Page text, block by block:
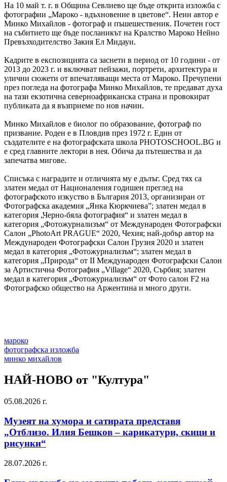
На 10 май т. г. в Община Севлиево ще бъде открита изложба с
фотографии „Мароко - вдъхновение в цветове“. Неин автор е
Минко Михайлов - фотограф и пъшешественик. Почетен гост
на събитието ще бъде посланикът на Кралство Мароко Нейно
Превъзходителство Закия Ел Мидауи.
Кадрите в експозицията са заснети в период от 10 години - от
2013 до 2023 г. и включват пейзажи, портрети, архитектура и
улични сюжети от впечатляващи места от Мароко. Пречупени
през погледа на фотографа Минко Михайлов, те предават духа
на тази екзотична северноафриканска страна и провокират
публиката да я възприеме по нов начин.
Минко Михайлов е биолог по образование, фотограф по
призвание. Роден е в Пловдив през 1972 г. Един от
създателите е на фотографската школа PHOTOSCHOOL.BG и
е сред главните лектори в нея. Обича да пътешества и да
запечатва мигове.
Списъка с наградите и отличията му е дълъг. Сред тях са
златен медал от Националения годишен преглед на
фотографското изкуство в България 2013, организиран от
Фотографска академия „Янка Кюркчиева”; златен медал в
категория „Черно-бяла фотография“ и златен медал в
категория „Фотожурнализъм“ от Международен Фотографски
Салон „PhotoArt PRAGUE“ 2020, Чехия; най-добър автор на
Международен Фотографски Салон Грузия 2020 и златен
медал в категория „Фотожурнализъм“; златен медал в
категория „Природа“ от II Международен Фотографски Салон
за Артистична Фотография „Village“ 2020, Сърбия; златен
медал в категория „Фотожурнализъм“ от Фото салон F2 на
Фотографско общество на Аржентина и много други.
мароко
фотографска изложба
минко михайлов
НАЙ-НОВО от "Култура"
05.08.2026 г.
Музеят на хумора и сатирата представя
„Отблизо. Илия Бешков – карикатури, скици и
рисунки“
28.07.2026 г.